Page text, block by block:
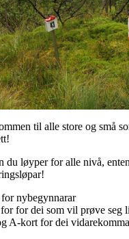
til alle store og små
du løyper for alle nivå,
nybegynnarar
for dei som vil prøve seg
A-kort for dei